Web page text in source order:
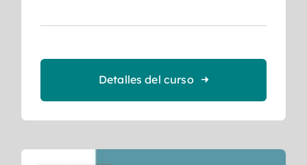
Detalles del curso